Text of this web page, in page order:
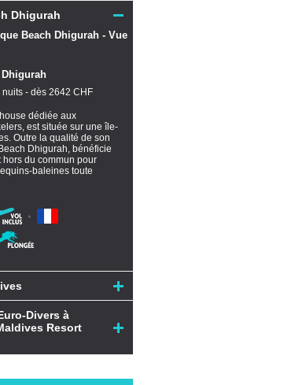
Dhigurah
- dès 2642 CHF
dédiée aux
est située sur une île-
Outre la qualité de son
Dhigurah, bénéficie
hors du commun pour
baleines toute
Divers à
Resort